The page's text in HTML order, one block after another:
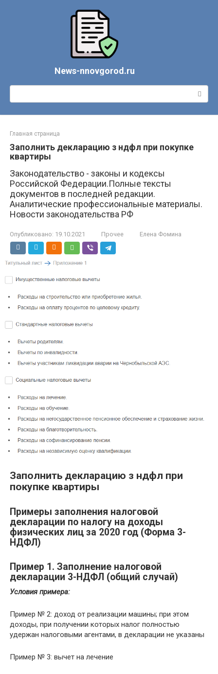
News-nnovgorod.ru
Поиск:
Главная страница
Заполнить декларацию з ндфл при покупке
квартиры
Законодательство - законы и кодексы
Российской Федерации.Полные тексты
документов в последней редакции.
Аналитические профессиональные материалы.
Новости законодательства РФ
Опубликовано: 19.10.2021 Прочее Елена Фомина
Заполнить декларацию з ндфл при
покупке квартиры
Примеры заполнения налоговой
декларации по налогу на доходы
физических лиц за 2020 год (Форма 3-
НДФЛ)
Пример 1. Заполнение налоговой
декларации 3-НДФЛ (общий случай)
Условия примера:
Пример № 2: доход от реализации машины; при этом
доходы, при получении которых налог полностью
удержан налоговыми агентами, в декларации не указаны
Пример № 3: вычет на лечение